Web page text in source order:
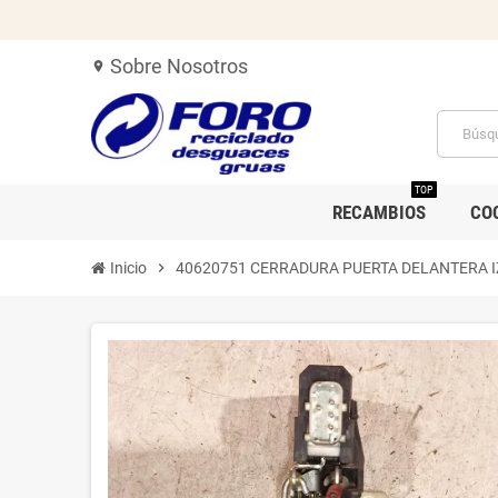
location_on Sobre Nosotros
RECAMBIOS
TOP
Inicio chevron_right 40620751 CERRADURA PUERTA DELANTERA